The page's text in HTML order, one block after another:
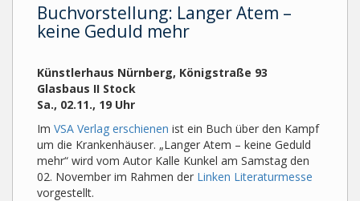
Buchvorstellung: Langer Atem –
keine Geduld mehr
Künstlerhaus Nürnberg, Königstraße 93
Glasbaus II Stock
Sa., 02.11., 19 Uhr
Im VSA Verlag erschienen ist ein Buch über den Kampf
um die Krankenhäuser. „Langer Atem – keine Geduld
mehr“ wird vom Autor Kalle Kunkel am Samstag den
02. November im Rahmen der Linken Literaturmesse
vorgestellt.